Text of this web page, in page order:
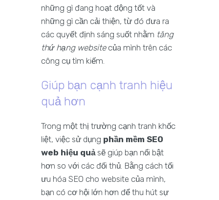
những gì đang hoạt động tốt và
những gì cần cải thiện, từ đó đưa ra
các quyết định sáng suốt nhằm tăng
thứ hạng websitecủa mình trên các
công cụ tìm kiếm.
Giúp bạn cạnh tranh hiệu
quả hơn
Trong một thị trường cạnh tranh khốc
liệt, việc sử dụng phần mềm SEO
web hiệu quảsẽ giúp bạn nổi bật
hơn so với các đối thủ. Bằng cách tối
ưu hóa SEO cho website của mình,
bạn có cơ hội lớn hơn để thu hút sự